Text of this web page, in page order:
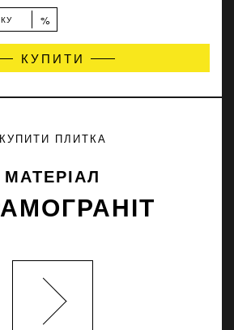
%
КУПИТИ
КУПИТИ ПЛИТКА
МАТЕРІАЛ